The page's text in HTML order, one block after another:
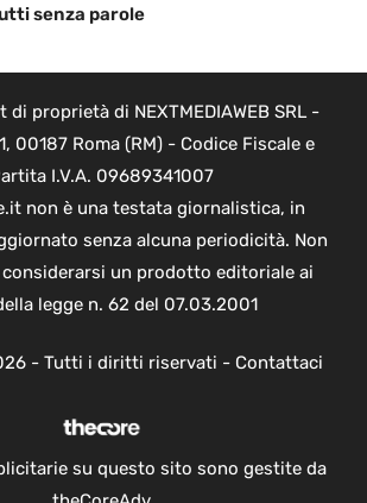
senza parole
di proprietà di NEXTMEDIAWEB SRL -
00187 Roma (RM) - Codice Fiscale e
I.V.A. 09689341007
non è una testata giornalistica, in
senza alcuna periodicità. Non
un prodotto editoriale ai
legge n. 62 del 07.03.2001
- Tutti i diritti riservati - Contattaci
su questo sito sono gestite da